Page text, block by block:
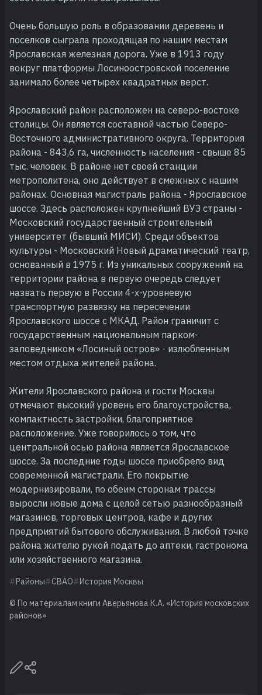
Очень большую роль в образовании деревень и
поселков сыграла проходящая по нашим местам
Ярославская железная дорога. Уже в 1913 году
вокруг платформы Лосиноостровской поселение
занимало более четырех квадратных верст.
Ярославский район расположен на северо-востоке
столицы. Он является составной частью Северо-
Восточного административного округа. Территория
района - 843,6 га, численность населения - свыше 85
тыс. человек. В районе нет своей станции
метрополитена, оно действует в смежных с нашим
районах. Основная магистраль района - Ярославское
шоссе. Здесь расположен крупнейший ВУЗ страны -
Московский государственный строительный
университет (бывший МИСИ). Среди объектов
культуры - Московский Новый драматический театр,
основанный в 1975 г. Из уникальных сооружений на
территории района в первую очередь следует
назвать первую в России 4-х-уровневую
транспортную развязку на пересечении
Ярославского шоссе с МКАД. Район граничит с
государственным национальным парком-
заповедником «Лосиный остров» - излюбленным
местом отдыха жителей района.
Жители Ярославского района и гости Москвы
отмечают высокий уровень его благоустройства,
компактность застройки, благоприятное
расположение. Уже говорилось о том, что
центральной осью района является Ярославское
шоссе. За последние годы шоссе приобрело вид
современной магистрали. Его покрытие
модернизировали, по обеим сторонам трассы
выросли новые дома с целой сетью разнообразный
магазинов, торговых центров, кафе и других
предприятий бытового обслуживания. В любой точке
района жителю рукой подать до аптеки, гастронома
или хозяйственного магазина.
Районы СВАО История Москвы
© По материалам книги Аверьянова К.А. «История московских
районов»